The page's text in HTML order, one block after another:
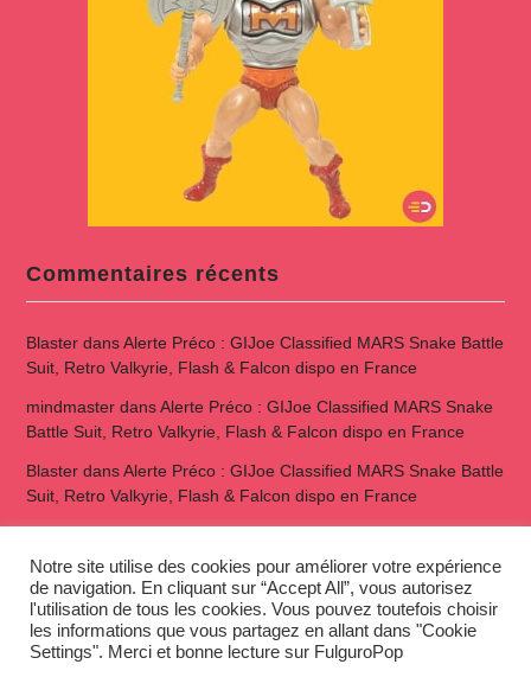
Commentaires récents
BlasterdansAlerte Préco : GIJoe Classified MARS Snake Battle
Suit, Retro Valkyrie, Flash & Falcon dispo en France
mindmasterdansAlerte Préco : GIJoe Classified MARS Snake
Battle Suit, Retro Valkyrie, Flash & Falcon dispo en France
BlasterdansAlerte Préco : GIJoe Classified MARS Snake Battle
Suit, Retro Valkyrie, Flash & Falcon dispo en France
tiranga logindansRetroGaming – quel écran choisir ?
The F-Files
Notre site utilise des cookies pour améliorer votre expérience
de navigation. En cliquant sur “Accept All”, vous autorisez
l'utilisation de tous les cookies. Vous pouvez toutefois choisir
les informations que vous partagez en allant dans "Cookie
Settings". Merci et bonne lecture sur FulguroPop